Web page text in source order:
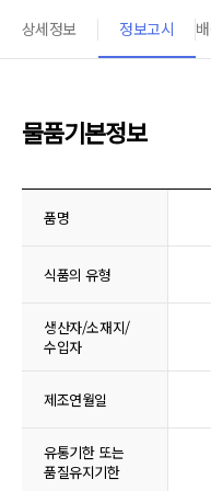
상세정보 정보고시
물품기본정보
품명
식품의 유형
생산자/소재지/
수입자
제조연월일
유통기한 또는
품질유지기한